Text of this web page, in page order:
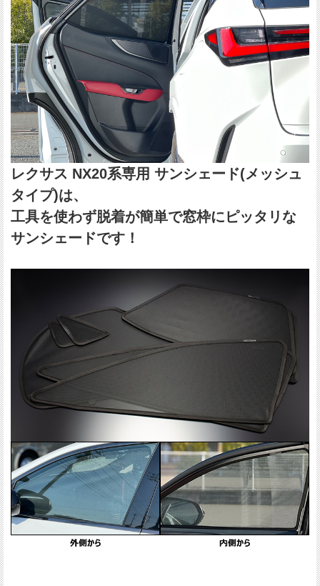
レクサス NX20系専用 サンシェード(メッシュ
タイプ)は、
工具を使わず脱着が簡単で窓枠にピッタリな
サンシェードです！